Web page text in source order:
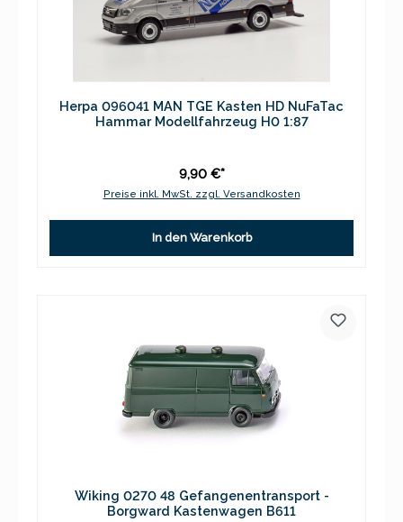
Herpa 096041 MAN TGE Kasten HD NuFaTac
Hammar Modellfahrzeug H0 1:87
9,90 €*
Preise inkl. MwSt. zzgl. Versandkosten
In den Warenkorb
Wiking 0270 48 Gefangenentransport -
Borgward Kastenwagen B611